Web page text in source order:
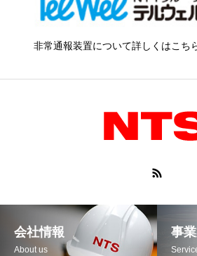
非常通報装置について詳しくはこち
会社情報
About us
事